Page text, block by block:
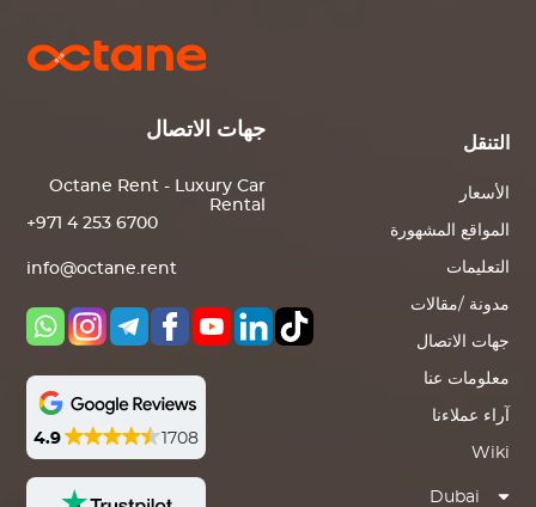
جهات الاتصال
Octane Rent - Luxury Car
Rental
+971 4 253 6700
info@octane.rent
4.9 1708
التنقل
الأسعار
المواقع المشهورة
التعليمات
مدونة /مقالات
جهات الاتصال
معلومات عنا
آراء عملاءنا
Wiki
Dubai